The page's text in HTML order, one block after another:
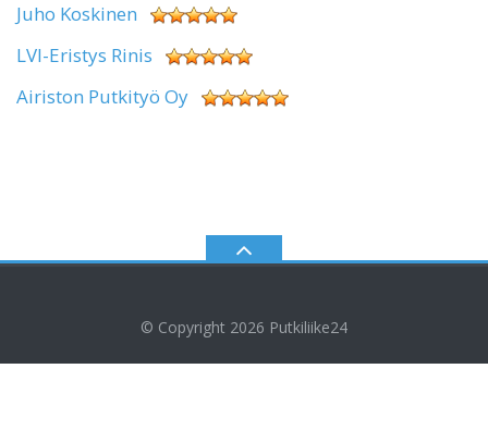
Juho Koskinen
LVI-Eristys Rinis
Airiston Putkityö Oy
© Copyright 2026 Putkiliike24